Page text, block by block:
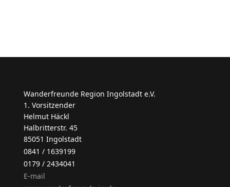
Wanderfreunde Region Ingolstadt e.V.
1. Vorsitzender
Helmut Häckl
Halbritterstr. 45
85051 Ingolstadt
0841 / 1639199
0179 / 2434041
E-mail